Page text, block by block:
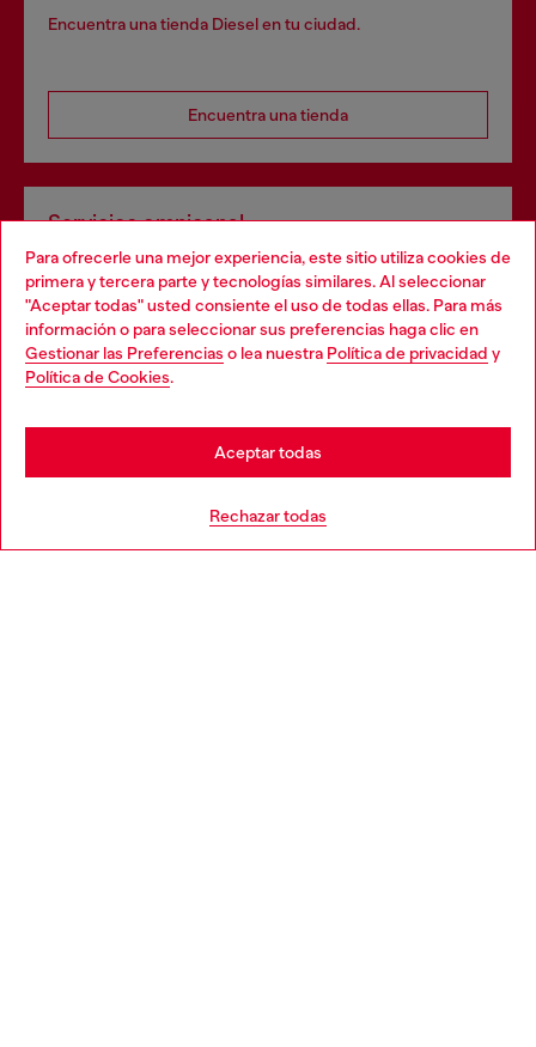
Para ofrecerle una mejor experiencia, este sitio utiliza cookies de
primera y tercera parte y tecnologías similares. Al seleccionar
"Aceptar todas" usted consiente el uso de todas ellas. Para más
información o para seleccionar sus preferencias haga clic en
Gestionar las Preferencias o lea nuestra Política de privacidad y
Política de Cookies.
Rechazar todas
Aceptar todas
Encuentra una tienda Diesel en tu ciudad.
Encuentra una tienda
Servicios omnicanal
Descubre todos nuestros servicios, tanto en línea como
en la tienda.
Choose your location
You are currently browsing España website, but it seems you
may be based in United States